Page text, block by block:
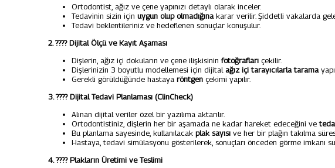
Ortodontist, ağız ve çene yapınızı detaylı olarak inceler.
Tedavinin sizin için uygun olup olmadığınakarar verilir. Şiddetli vakalarda
Tedavi beklentileriniz ve hedeflenen sonuçlar konuşulur.
2.????Dijital Ölçü ve Kayıt Aşaması
Dişlerin, ağız içi dokuların ve çene ilişkisininfotoğrafları çekilir.
Dişlerinizin 3 boyutlu modellemesi için dijital ağız içi tarayıcılarla tarama
Gerekli görüldüğünde hastaya röntgen çekimi yapılır.
3.????Dijital Tedavi Planlaması (ClinCheck)
Alınan dijital veriler özel bir yazılıma aktarılır.
Ortodontistiniz, dişlerin her bir aşamada ne kadar hareket edeceğini ve
Bu planlama sayesinde, kullanılacak plak sayısı ve her bir plağın takılma
Hastaya, tedavi simülasyonu gösterilerek, sonuçları önceden görme imkanı
4.????Plakların Üretimi ve Teslimi